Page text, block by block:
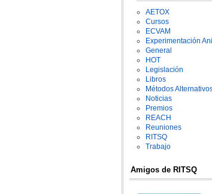
AETOX
Cursos
ECVAM
Experimentación
General
HOT
Legislación
Libros
Métodos
Noticias
Premios
REACH
Reuniones
RITSQ
Trabajo
Amigos de RITSQ